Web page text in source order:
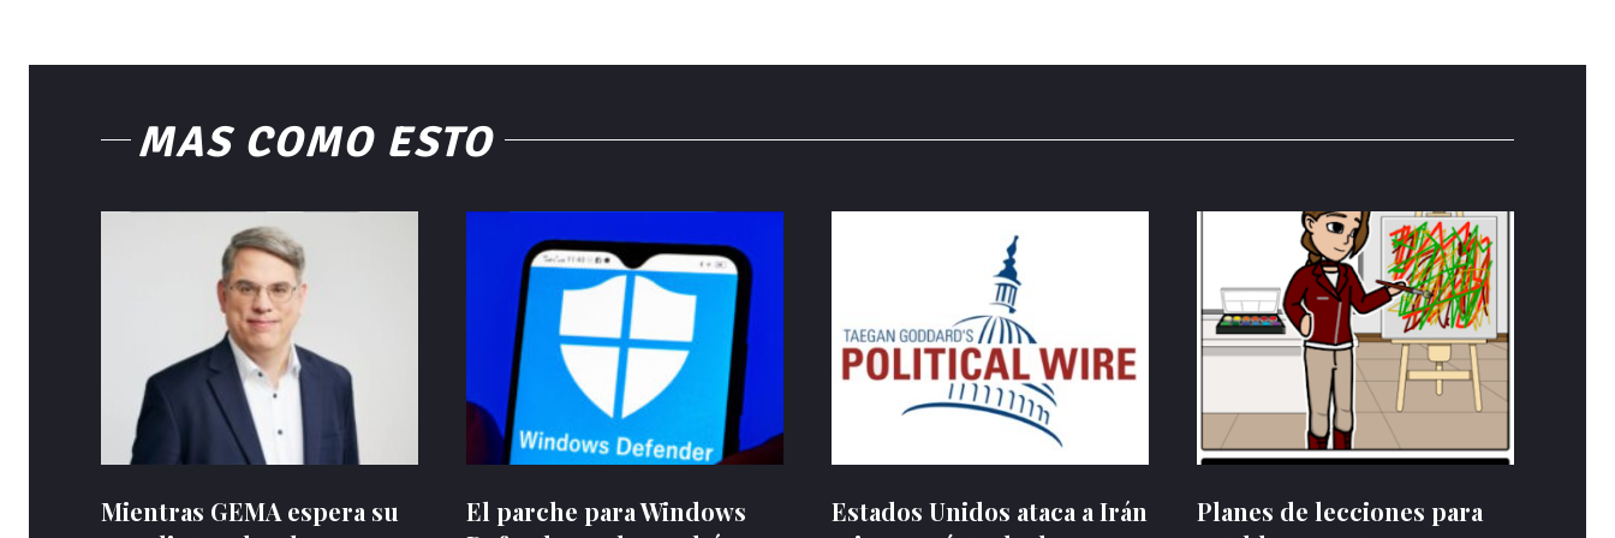
MÁS COMO ESTO
Mientras GEMA espera su
El parche para Windows
Estados Unidos ataca a Irán
Planes de lecciones para